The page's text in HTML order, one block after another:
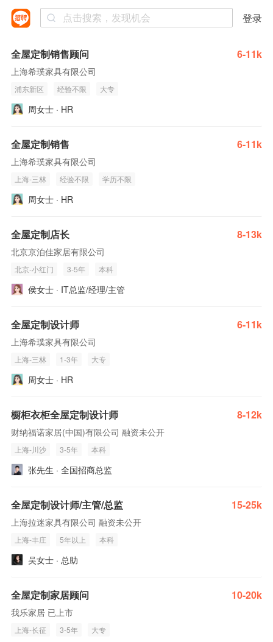
登录
全屋定制销售顾问 6-11k
上海希璞家具有限公司
浦东新区 经验不限 大专
周女士 · HR
全屋定制销售 6-11k
上海希璞家具有限公司
上海-三林 经验不限 学历不限
周女士 · HR
全屋定制店长 8-13k
北京京泊佳家居有限公司
北京-小红门 3-5年 本科
侯女士 · IT总监/经理/主管
全屋定制设计师 6-11k
上海希璞家具有限公司
上海-三林 1-3年 大专
周女士 · HR
橱柜衣柜全屋定制设计师 8-12k
财纳福诺家居(中国)有限公司 融资未公开
上海-川沙 3-5年 本科
张先生 · 全国招商总监
全屋定制设计师/主管/总监 15-25k
上海拉迷家具有限公司 融资未公开
上海-丰庄 5年以上 本科
吴女士 · 总助
全屋定制家居顾问 10-20k
我乐家居 已上市
上海-长征 3-5年 大专